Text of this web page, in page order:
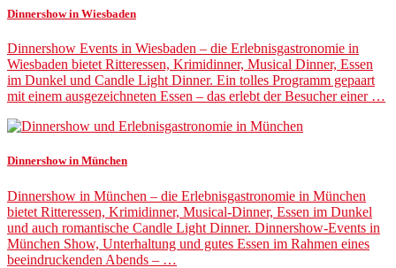
Dinnershow in Wiesbaden
Dinnershow Events in Wiesbaden – die Erlebnisgastronomie in
Wiesbaden bietet Ritteressen, Krimidinner, Musical Dinner, Essen
im Dunkel und Candle Light Dinner. Ein tolles Programm gepaart
mit einem ausgezeichneten Essen – das erlebt der Besucher einer …
Dinnershow in München
Dinnershow in München – die Erlebnisgastronomie in München
bietet Ritteressen, Krimidinner, Musical-Dinner, Essen im Dunkel
und auch romantische Candle Light Dinner. Dinnershow-Events in
München Show, Unterhaltung und gutes Essen im Rahmen eines
beeindruckenden Abends – …